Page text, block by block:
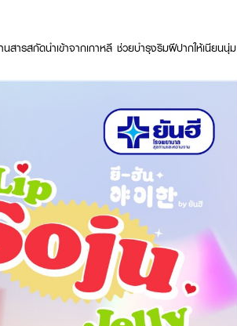
ารสกัดนำเข้าจากเกาหลี ช่วยบำรุงริมฝีปากให้เนียนนุ่ม